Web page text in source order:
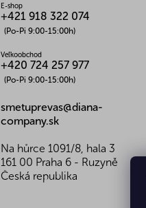
E-shop
+421 918 322 074
(Po-Pi 9:00-15:00h)
Veľkoobchod
+420 724 257 977
(Po-Pi 9:00-15:00h)
smetuprevas@diana-
company.sk
Na hůrce 1091/8, hala 3
161 00 Praha 6 - Ruzyně
Česká republika